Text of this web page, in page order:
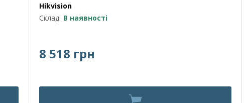
Hikvision
Склад: В наявності
8 518 грн